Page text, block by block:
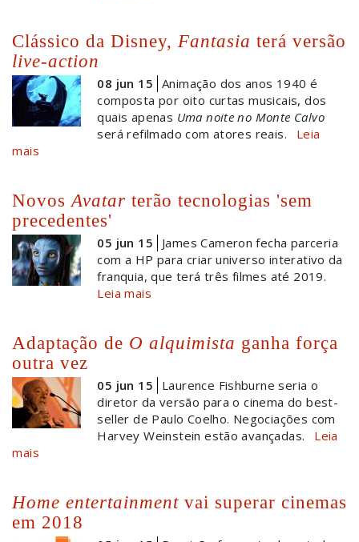
Clássico da Disney, Fantasia terá versão
live-action
08 jun 15 Animação dos anos 1940 é
composta por oito curtas musicais, dos
quais apenas Uma noite no Monte Calvo
será refilmado com atores reais.
Leia
mais
NovosAvatar terão tecnologias 'sem
precedentes'
05 jun 15
James Cameron fecha parceria
com a HP para criar universo interativo da
franquia, que terá três filmes até 2019.
Leia mais
Adaptação de O alquimista ganha força
outra vez
05 jun 15
Laurence Fishburne seria o
diretor da versão para o cinema do best-
seller de Paulo Coelho. Negociações com
Harvey Weinstein estão avançadas.
Leia
mais
Home entertainment vai superar cinemas
em 2018